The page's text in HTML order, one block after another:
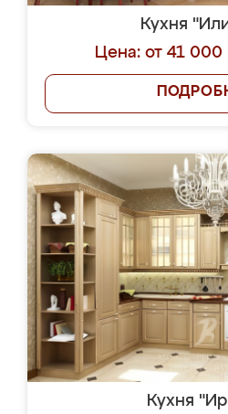
Кухня
Цена: от 41 000
Кухня